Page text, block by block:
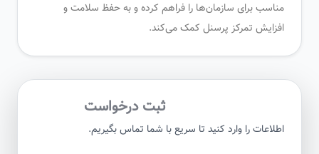
مناسب برای سازمان‌ها را فراهم کرده و به حفظ سلامت و
افزایش تمرکز پرسنل کمک می‌کند.
ثبت درخواست
اطلاعات را وارد کنید تا سریع با شما تماس بگیریم.